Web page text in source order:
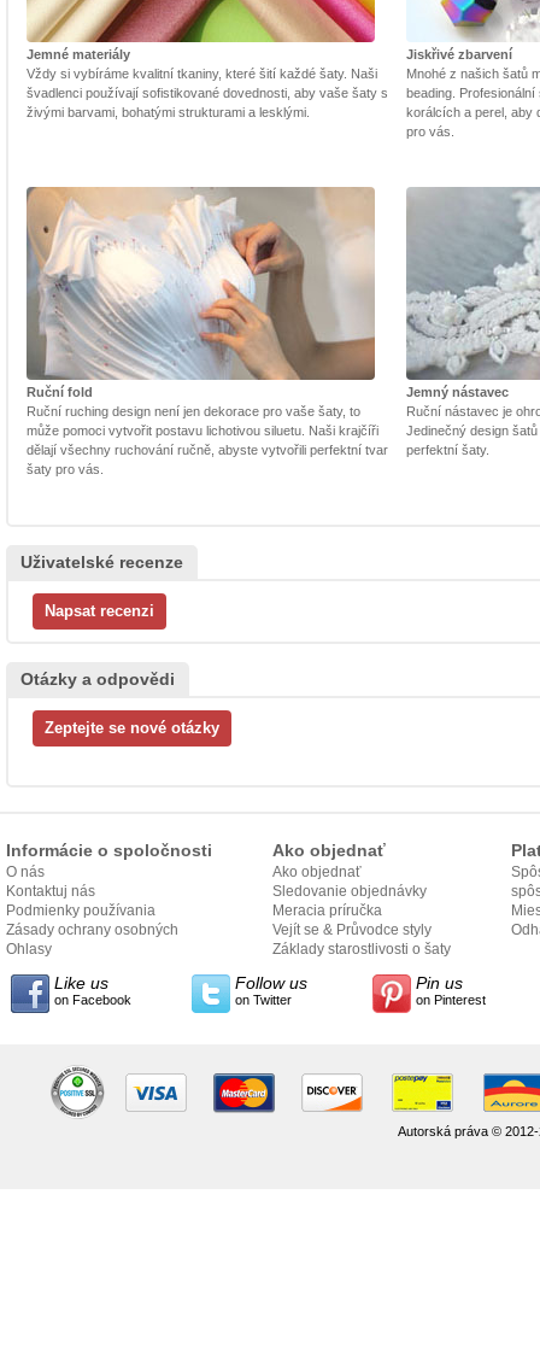
Jemné materiály
Vždy si vybíráme kvalitní tkaniny, které šití každé šaty. Naši
švadlenci používají sofistikované dovednosti, aby vaše šaty s
živými barvami, bohatými strukturami a lesklými.
Jiskřivé zbarvení
Mnohé z našich šatů
beading.
korálcích a perel, aby
pro vás.
Ruční fold
Ruční ruching design není jen dekorace pro vaše šaty, to
může pomoci vytvořit postavu lichotivou siluetu. Naši krajčíři
dělají všechny ruchování ručně, abyste vytvořili perfektní tvar
šaty pro vás.
Jemný nástavec
Ruční nástavec je
Jedinečný design
perfektní šaty.
Uživatelské recenze
Otázky a odpovědi
Informácie o spoločnosti
O nás
Kontaktuj nás
Podmienky používania
Zásady ochrany osobných
údajov
Ohlasy
Ako objednať
Ako objednať
Sledovanie objednávky
Meracia príručka
Vejít se & Průvodce styly
Základy starostlivosti o šaty
Like us
on Facebook
Follow us
on Twitter
Pin us
on Pinterest
Autorská práva ©